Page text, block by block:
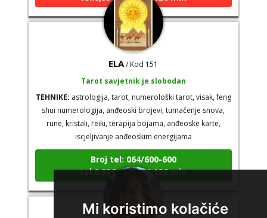
Mi koristimo kolačiće
ELA / Kod 151
Tarot savjetnik je slobodan
TEHNIKE:
astrologija, tarot, numerološki tarot, visak, feng
shui numerologija, anđeoski brojevi, tumačenje snova,
rune, kristali, reiki, terapija bojama, anđeoske karte,
iscjeljivanje anđeoskim energijama
Broj tel: 064/600-600
tel:0,93€ - mob:1,12€ min